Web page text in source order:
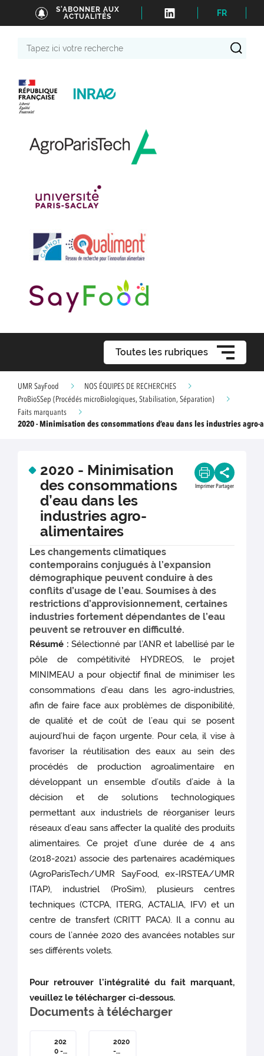
S'ABONNER AUX
ACTUALITÉS
FR
Toutes les rubriques
UMR SayFood
NOS ÉQUIPES DE RECHERCHES
ProBioSSep (Procédés microBiologiques, Stabilisation, Séparation)
Faits marquants
2020 - Minimisation des consommations d’eau dans les industries
2020 - Minimisation
des consommations
d’eau dans les
industries agro-
alimentaires
Imprimer Partager
Les changements climatiques
contemporains conjugués à l’expansion
démographique peuvent conduire à des
conflits d’usage de l’eau. Soumises à des
restrictions d’approvisionnement, certaines
industries fortement dépendantes de l’eau
peuvent se retrouver en difficulté.
Résumé : Sélectionné par l’ANR et labellisé par le
pôle de compétitivité HYDREOS, le projet
MINIMEAU a pour objectif final de minimiser les
consommations d’eau dans les agro-industries,
afin de faire face aux problèmes de disponibilité,
de qualité et de coût de l’eau qui se posent
aujourd’hui de façon urgente. Pour cela, il vise à
favoriser la réutilisation des eaux au sein des
procédés de production agroalimentaire en
développant un ensemble d’outils d’aide à la
décision et de solutions technologiques
permettant aux industriels de réorganiser leurs
réseaux d’eau sans affecter la qualité des produits
alimentaires. Ce projet d’une durée de 4 ans
(2018-2021) associe des partenaires académiques
(AgroParisTech/UMR SayFood, ex-IRSTEA/UMR
ITAP), industriel (ProSim), plusieurs centres
techniques (CTCPA, ITERG, ACTALIA, IFV) et un
centre de transfert (CRITT PACA). Il a connu au
cours de l’année 2020 des avancées notables sur
ses différents volets.
Pour retrouver l'intégralité du fait marquant,
veuillez le télécharger ci-dessous.
Documents à télécharger
202
0 -
2020
-